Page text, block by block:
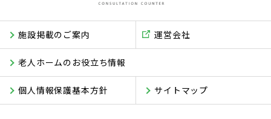
施設掲載のご案内
老人ホームのお役立ち情報
サイトマップ
運営会社
個人情報保護基本方針